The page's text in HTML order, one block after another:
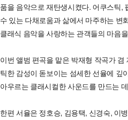
품을 음악으로 재탄생시켰다. 어쿠스틱,
수 있는 다채로움과 삶에서 마주하는 변
클래식 음악을 사랑하는 관객들의 마음
이번 앨범 편곡을 맡은 박재형 작곡가
틱한 감성이 돋보이는 섬세한 선율에 깊
아우르는 클래시컬한 사운드를 만드는
한편 서율은 정호승, 김용택, 신경숙, 이